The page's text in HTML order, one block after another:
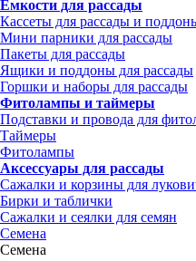
Емкости для рассады
Кассеты для рассады и
Мини парники для рассады
Пакеты для рассады
Ящики и поддоны для рассады
Горшки и наборы для рассады
Фитолампы и таймеры
Подставки и провода для
Таймеры
Фитолампы
Аксессуары для рассады
Сажалки и корзины для
Бирки и таблички
Сажалки и сеялки для семян
Семена
Семена